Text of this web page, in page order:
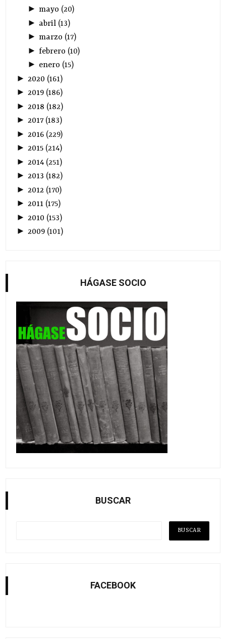
► mayo (20)
► abril(13)
► marzo (17)
► febrero (10)
► enero (15)
► 2020 (161)
►2019 (186)
► 2018 (182)
►2017(183)
► 2016 (229)
►2015 (214)
► 2014 (251)
►2013 (182)
► 2012 (170)
►2011 (175)
► 2010 (153)
►2009 (101)
HÁGASE SOCIO
BUSCAR
FACEBOOK